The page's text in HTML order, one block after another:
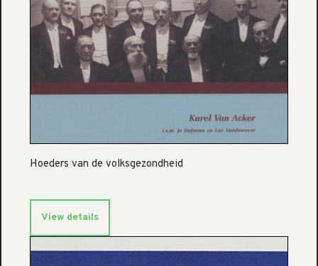
Hoeders van de volksgezondheid
View details